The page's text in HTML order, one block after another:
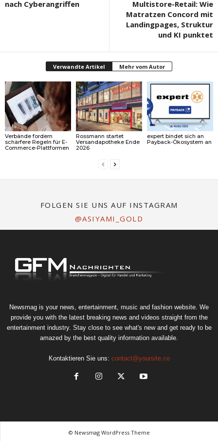
nach Cyberangriffen
Multistore-Retail: Wie
Matratzen Concord mit
Landingpages, Struktur
und KI punktet
Verwandte Artikel Mehr vom Autor
Verbände fordern
schärfere Regeln für E-
Commerce-Plattformen
Rossmann startet
Versandapotheke Ende
2026
expert bindet sich an
Payback-Ökosystem an
FOLGEN SIE UNS AUF INSTAGRAM
@ASIYAMI_GOLD
Newsmag is your news, entertainment, music and fashion website. We
provide you with the latest breaking news and videos straight from the
entertainment industry. Stay close to see what's new and get ready to be
amazed by the best quality information available.
Kontaktieren Sie uns: contact@yoursite.co
© Newsmag WordPress Theme